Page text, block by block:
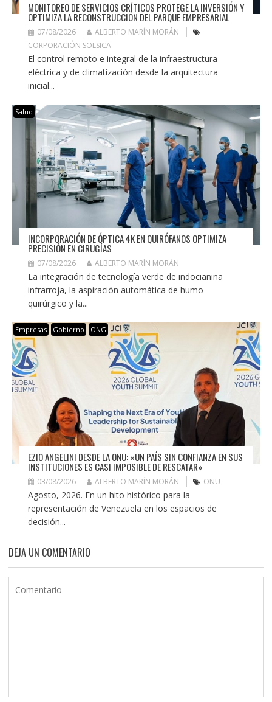
MONITOREO DE SERVICIOS CRÍTICOS PROTEGE LA INVERSIÓN Y
OPTIMIZA LA RECONSTRUCCIÓN DEL PARQUE EMPRESARIAL
07/08/2026
ALBERTO MARÍN MORÁN
CORPORACIÓN SOLSICA
El control remoto e integral de la infraestructura
eléctrica y de climatización desde la arquitectura
inicial...
Salud
INCORPORACIÓN DE ÓPTICA 4K EN QUIRÓFANOS OPTIMIZA
PRECISIÓN EN CIRUGÍAS
07/08/2026 ALBERTO MARÍN MORÁN
La integración de tecnología verde de indocianina
infrarroja, la aspiración automática de humo
quirúrgico y la...
Empresas Gobierno ONG
EZIO ANGELINI DESDE LA ONU: «UN PAÍS SIN CONFIANZA EN SUS
INSTITUCIONES ES CASI IMPOSIBLE DE RESCATAR»
03/08/2026 ALBERTO MARÍN MORÁN ONU
Agosto, 2026. En un hito histórico para la
representación de Venezuela en los espacios de
decisión...
DEJA UN COMENTARIO